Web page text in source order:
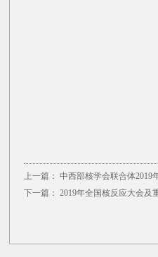
上一篇： 中西部核学会联合体2019
下一篇： 2019年全国核反应大会及